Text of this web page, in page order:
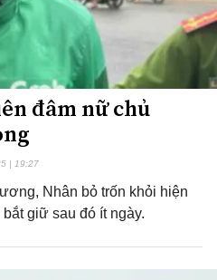
đâm nữ chủ
| 19:27
Nhân bỏ trốn khỏi hiện
giữ sau đó ít ngày.